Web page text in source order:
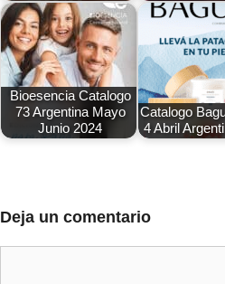
Bioesencia Catalogo
73 Argentina Mayo
Junio 2024
Catalogo
4 Abril
Deja un comentario